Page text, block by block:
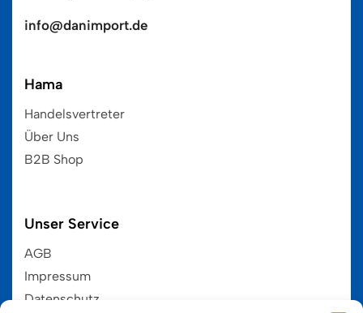
info@danimport.de
Hama
Handelsvertreter
Über Uns
B2B Shop
Unser Service
AGB
Impressum
Datenschutz